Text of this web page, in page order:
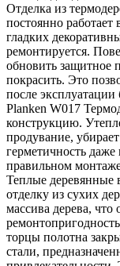
Отделка из
постоянно
гладких
ремонтируется.
обновить защитное
покрасить. Это
после
Planken W017
конструкцию.
продувание,
герметичность
правильном
Теплые деревянные
отделку из сухих
массива дерева, что
торцы полотна
стали,